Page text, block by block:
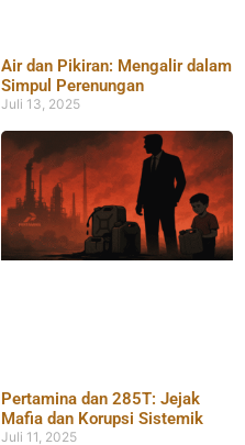
Air dan Pikiran: Mengalir dalam
Simpul Perenungan
Juli 13, 2025
Pertamina dan 285T: Jejak
Mafia dan Korupsi Sistemik
Juli 11, 2025